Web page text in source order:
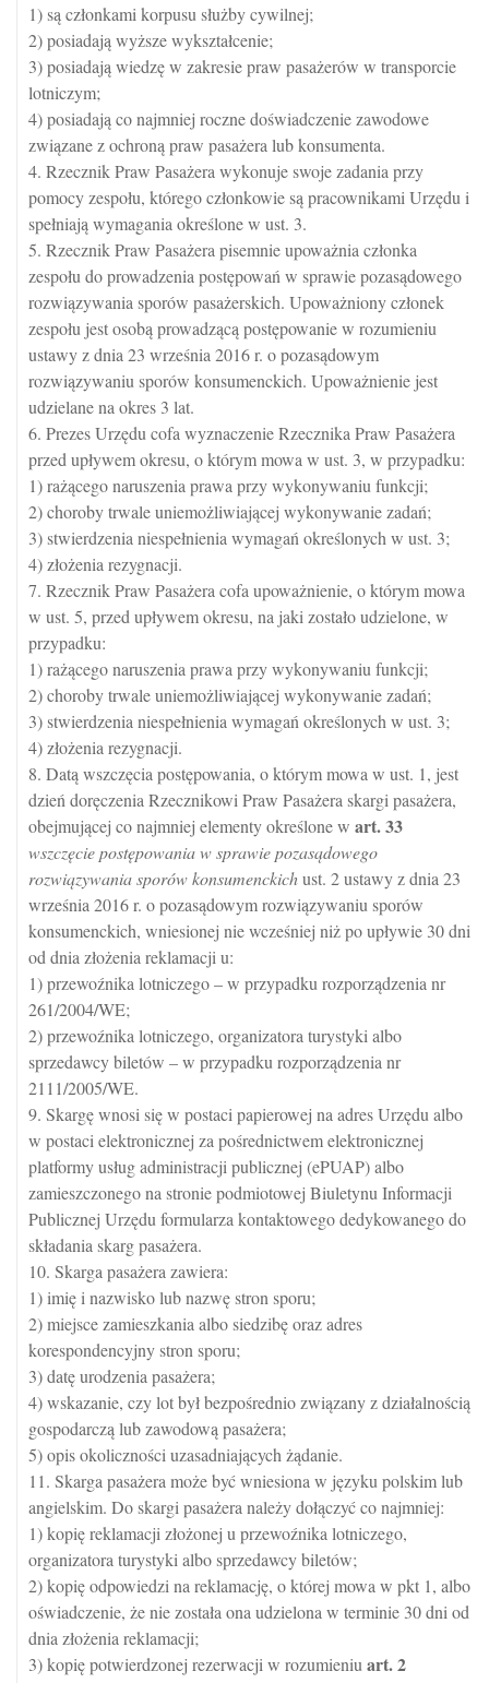
1) są członkami korpusu służby cywilnej;
2) posiadają wyższe wykształcenie;
3) posiadają wiedzę w zakresie praw pasażerów w transporcie
lotniczym;
4) posiadają co najmniej roczne doświadczenie zawodowe
związane z ochroną praw pasażera lub konsumenta.
4. Rzecznik Praw Pasażera wykonuje swoje zadania przy
pomocy zespołu, którego członkowie są pracownikami Urzędu i
spełniają wymagania określone w ust. 3.
5. Rzecznik Praw Pasażera pisemnie upoważnia członka
zespołu do prowadzenia postępowań w sprawie pozasądowego
rozwiązywania sporów pasażerskich. Upoważniony członek
zespołu jest osobą prowadzącą postępowanie w rozumieniu
ustawy z dnia 23 września 2016 r. o pozasądowym
rozwiązywaniu sporów konsumenckich. Upoważnienie jest
udzielane na okres 3 lat.
6. Prezes Urzędu cofa wyznaczenie Rzecznika Praw Pasażera
przed upływem okresu, o którym mowa w ust. 3, w przypadku:
1) rażącego naruszenia prawa przy wykonywaniu funkcji;
2) choroby trwale uniemożliwiającej wykonywanie zadań;
3) stwierdzenia niespełnienia wymagań określonych w ust. 3;
4) złożenia rezygnacji.
7. Rzecznik Praw Pasażera cofa upoważnienie, o którym mowa
w ust. 5, przed upływem okresu, na jaki zostało udzielone, w
przypadku:
1) rażącego naruszenia prawa przy wykonywaniu funkcji;
2) choroby trwale uniemożliwiającej wykonywanie zadań;
3) stwierdzenia niespełnienia wymagań określonych w ust. 3;
4) złożenia rezygnacji.
8. Datą wszczęcia postępowania, o którym mowa w ust. 1, jest
dzień doręczenia Rzecznikowi Praw Pasażera skargi pasażera,
obejmującej co najmniej elementy określone w art.33
wszczęcie postępowania w sprawie pozasądowego
rozwiązywania sporów konsumenckichust. 2 ustawy z dnia 23
września 2016 r. o pozasądowym rozwiązywaniu sporów
konsumenckich, wniesionej nie wcześniej niż po upływie 30 dni
od dnia złożenia reklamacji u:
1) przewoźnika lotniczego – w przypadku rozporządzenia nr
261/2004/WE;
2) przewoźnika lotniczego, organizatora turystyki albo
sprzedawcy biletów – w przypadku rozporządzenia nr
2111/2005/WE.
9. Skargę wnosi się w postaci papierowej na adres Urzędu albo
w postaci elektronicznej za pośrednictwem elektronicznej
platformy usług administracji publicznej (ePUAP) albo
zamieszczonego na stronie podmiotowej Biuletynu Informacji
Publicznej Urzędu formularza kontaktowego dedykowanego do
składania skarg pasażera.
10. Skarga pasażera zawiera:
1) imię i nazwisko lub nazwę stron sporu;
2) miejsce zamieszkania albo siedzibę oraz adres
korespondencyjny stron sporu;
3) datę urodzenia pasażera;
4) wskazanie, czy lot był bezpośrednio związany z działalnością
gospodarczą lub zawodową pasażera;
5) opis okoliczności uzasadniających żądanie.
11. Skarga pasażera może być wniesiona w języku polskim lub
angielskim. Do skargi pasażera należy dołączyć co najmniej:
1) kopię reklamacji złożonej u przewoźnika lotniczego,
organizatora turystyki albo sprzedawcy biletów;
2) kopię odpowiedzi na reklamację, o której mowa w pkt 1, albo
oświadczenie, że nie została ona udzielona w terminie 30 dni od
dnia złożenia reklamacji;
3) kopię potwierdzonej rezerwacji w rozumieniu art.2